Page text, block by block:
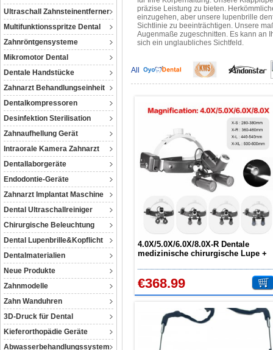
Ultraschall Zahnsteinentferner
Multifunktionsspritze Dental
Zahnröntgensysteme
Mikromotor Dental
Dentale Handstücke
Zahnarzt Behandlungseinheit
Dentalkompressoren‎
Desinfektion Sterilisation
Zahnaufhellung Gerät
Intraorale Kamera Zahnarzt
Dentallaborgeräte
Endodontie-Geräte
Zahnarzt Implantat Maschine
Dental Ultraschallreiniger
Chirurgische Beleuchtung
Dental Lupenbrille&Kopflicht
Dentalmaterialien
Neue Produkte
Zahnmodelle
Zahn Wanduhren
3D-Druck für Dental
Kieferorthopädie Geräte
Abwasserbehandlungssystem
präzise Leistung zu bieten.
einzugehen, aber unsere lupenbrille
Sichtlinie zu beeinträchtigen. Unsere
Augenmaße zugeschnitten. Es kann an
sich ein unglaubliches Sichtfeld.
All
4.0X/5.0X/6.0X/8.0X-R Dentale
medizinische chirurgische Lupe +
€368.99